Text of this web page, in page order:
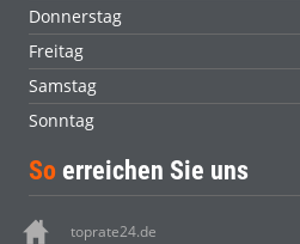
Donnerstag
Freitag
Samstag
Sonntag
So erreichen Sie uns
toprate24.de